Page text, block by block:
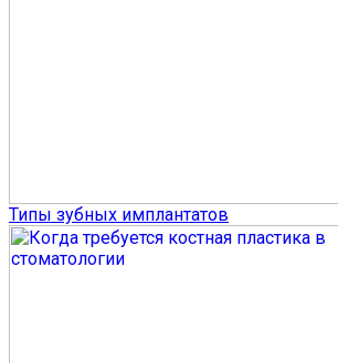
Типы зубных имплантатов